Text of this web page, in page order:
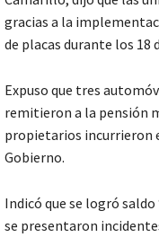
gracias a la
de placas durante los 18
Expuso que tres
remitieron a la pensión
propietarios incurrieron
Gobierno.
Indicó que se logró
se presentaron